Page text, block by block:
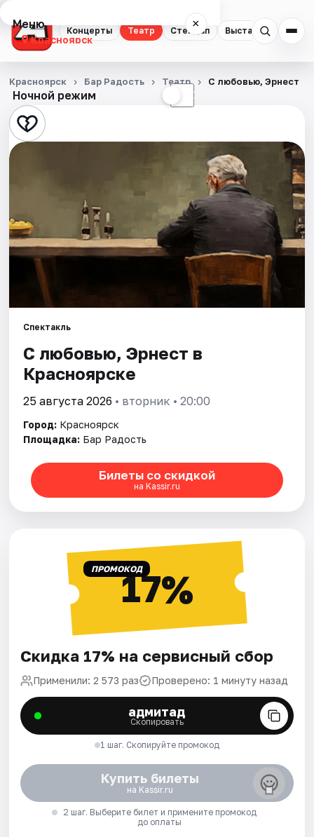
Концерты Театр Стендап Выставки
Меню ×
Красноярск
Концерты
Театр
Стендап
Экскурсии
Спорт
События
Города
Площадки
Рейтинги
Ночной режим ☾
Красноярск Бар Радость Театр С любовью, Эрнест
Спектакль
С любовью, Эрнест в
Красноярске
25 августа 2026 • вторник • 20:00
Город: Красноярск
Площадка: Бар Радость
Билеты со скидкой
на Kassir.ru
ПРОМОКОД17%
Скидка 17% на сервисный сбор
Применили: 2 573 раз Проверено: 1 минуту назад
адмитад
Скопировать
1 шаг. Скопируйте промокод
Купить билеты
на Kassir.ru
2 шаг. Выберите билет и примените промокод
до оплаты